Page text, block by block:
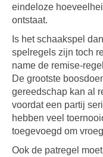
eindeloze
ontstaat.
Is het schaakspel
spelregels zijn toch
name de remise-
De grootste
gereedschap kan al
voordat een partij
hebben veel
toegevoegd om
Ook de patregel